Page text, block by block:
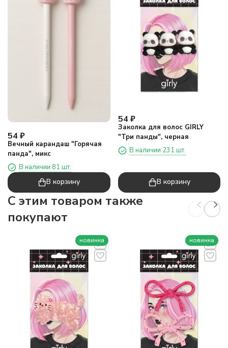
54₽
Вечный карандаш "Горячая
панда", микс
В наличии 81 шт.
В корзину
54 ₽
Заколка для волос GIRLY
"Три панды", черная
В наличии 231 шт.
В корзину
C этим товаром также
покупают
новинка новинка